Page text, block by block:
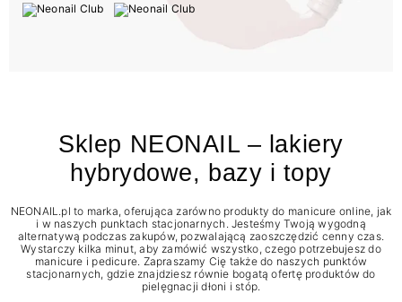
Sklep NEONAIL – lakiery
hybrydowe, bazy i topy
NEONAIL.pl to marka, oferująca zarówno produkty do manicure online, jak
i w naszych punktach stacjonarnych. Jesteśmy Twoją wygodną
alternatywą podczas zakupów, pozwalającą zaoszczędzić cenny czas.
Wystarczy kilka minut, aby zamówić wszystko, czego potrzebujesz do
manicure i pedicure. Zapraszamy Cię także do naszych punktów
stacjonarnych, gdzie znajdziesz równie bogatą ofertę produktów do
pielęgnacji dłoni i stóp.